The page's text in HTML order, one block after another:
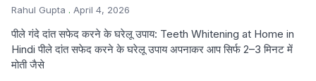
Rahul Gupta April 4, 2026
पीले गंदे दांत सफेद करने के घरेलू उपाय: Teeth Whitening at Home in
Hindi पीले दांत सफेद करने के घरेलू उपाय अपनाकर आप सिर्फ 2–3 मिनट में
मोती जैसे